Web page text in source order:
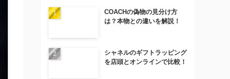
COACHの偽物の見分け方
は？本物との違いを解説！
シャネルのギフトラッピング
を店頭とオンラインで比較！